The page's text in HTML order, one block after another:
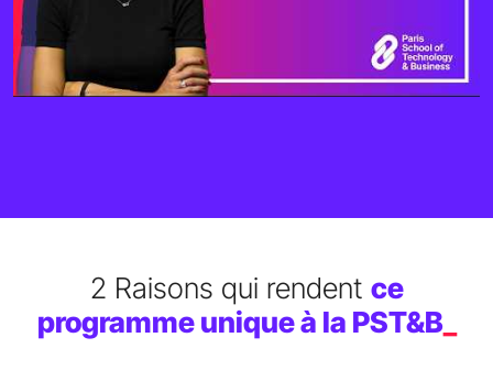
2 Raisons qui rendent ce
programme unique à la PST&B_